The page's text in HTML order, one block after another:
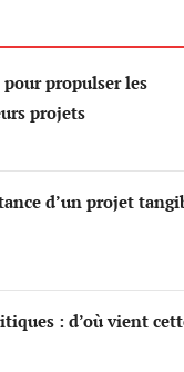
pour propulser les
projets
d’un projet
: d’où vient